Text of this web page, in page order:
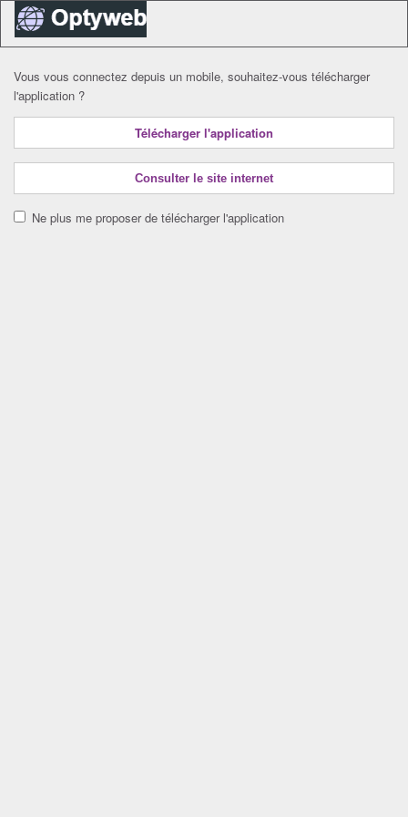
Vous vous connectez depuis un mobile, souhaitez-vous télécharger
l'application ?
Télécharger l'application
Consulter le site internet
Ne plus me proposer de télécharger l'application